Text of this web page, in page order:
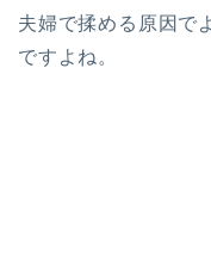
夫婦で揉める原因で
ですよね。